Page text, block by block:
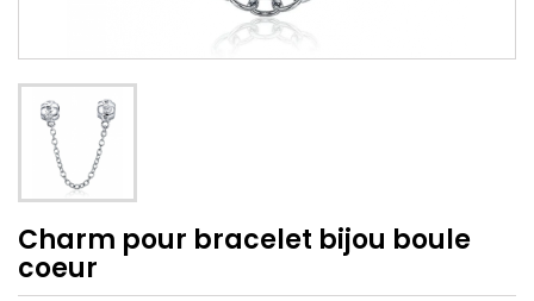
Charm pour bracelet bijou boule
coeur